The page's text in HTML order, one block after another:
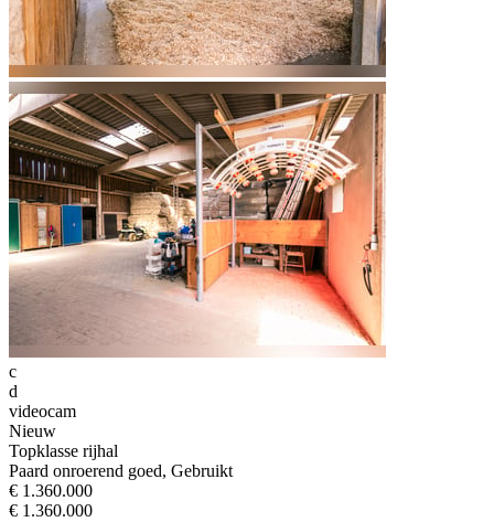
c
d
videocam
Nieuw
Topklasse rijhal
Paard onroerend goed, Gebruikt
€ 1.360.000
€ 1.360.000